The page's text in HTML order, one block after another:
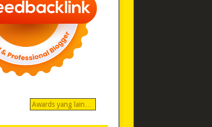
Awards yang lain…